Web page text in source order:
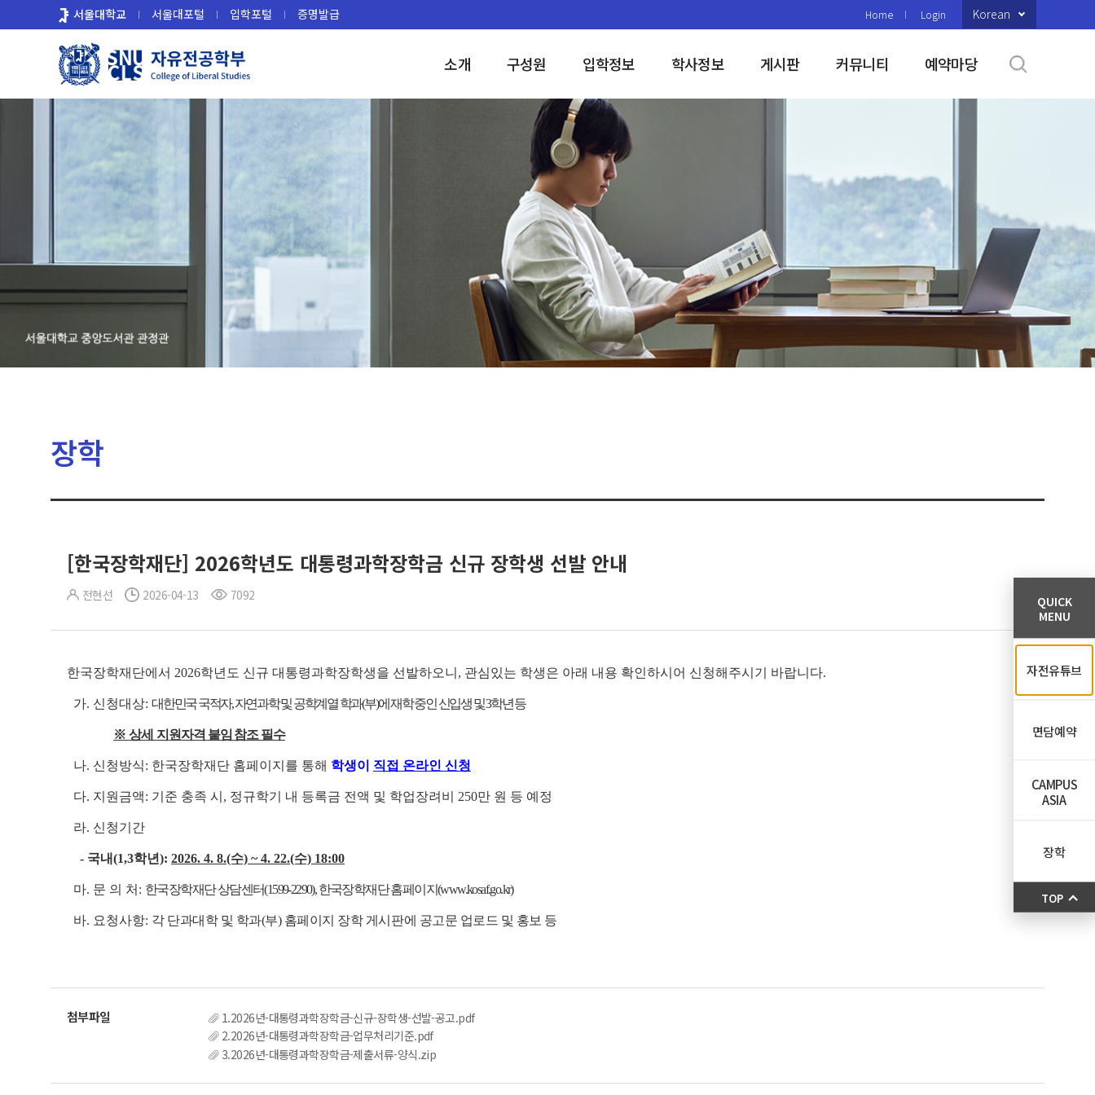
로
서울대학교 서울대포털 입학포털 증명발급 Home Login Korean
소개 구성원 입학정보 학사정보 게시판 커뮤니티 예약마당
장학
[한국장학재단] 2026학년도 대통령과학장학금 신규 장학생 선발 안내
전현선 2026-04-13 7092
한국장학재단에서 2026학년도 신규 대통령과학장학생을 선발하오니, 관심있는 학생은 아래 내용 확인하시어 신청해주시기 바랍니다.
가. 신청대상: 대한민국 국적자, 자연과학 및 공학계열 학과(부)에 재학 중인 신입생 및 3학년등
※ 상세 지 원자격 붙임 참조 필수
나. 신청방식: 한국장학재단 홈페이지를 통해 학생이 직접 온라인 신청
다. 지원금액: 기준 충족 시, 정규학기 내 등록금 전액 및 학업장려비 250만 원 등 예정
라. 신청기간
- 국내(1,3학년): 2026. 4. 8.(수) ~ 4. 22.(수) 18:00
마. 문 의 처: 한국장학재단 상담센터(1599-2290), 한국장학재단 홈페이지(www.kosaf.go.kr)
바. 요청사항: 각 단과대학 및 학과(부) 홈페이지 장학 게시판에 공고문 업로드 및 홍보 등
1.2026년-대통령과학장학금-신규-장학생-선발-공고.pdf
2.2026년-대통령과학장학금-업무처리기준.pdf
3.2026년-대통령과학장학금-제출서류-양식.zip
QUICK
MENU
자전유튜브
면담예약
CAMPUS
ASIA
장학
TOP